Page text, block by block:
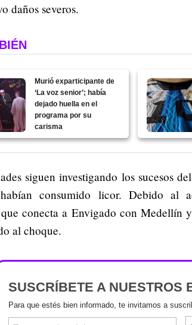
daños severos.
Murió exparticipante de
‘La voz senior’; había
dejado huella en el
programa por su
carisma
siguen investigando los sucesos
consumido licor. Debido al
conecta a Envigado con Medellín
al choque.
SUSCRÍBETE A NUESTROS
Para que estés bien informado, te invitamos a